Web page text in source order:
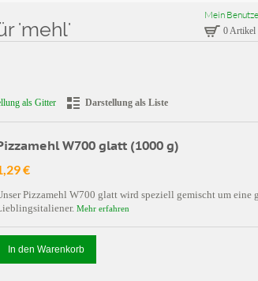
Mein
0 Artikel
'mehl'
als Gitter Darstellung als Liste
W700 glatt (1000 g)
€
Pizzamehl W700 glatt wird speziell gemischt um
Mehr erfahren
In den Warenkorb